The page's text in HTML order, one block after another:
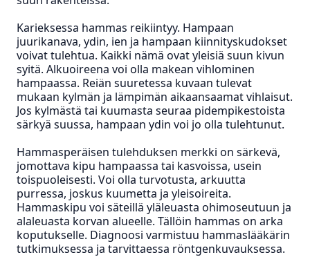
Karieksessa hammas reikiintyy. Hampaan
juurikanava, ydin, ien ja hampaan kiinnityskudokset
voivat tulehtua. Kaikki nämä ovat yleisiä suun kivun
syitä. Alkuoireena voi olla makean vihlominen
hampaassa. Reiän suuretessa kuvaan tulevat
mukaan kylmän ja lämpimän aikaansaamat vihlaisut.
Jos kylmästä tai kuumasta seuraa pidempikestoista
särkyä suussa, hampaan ydin voi jo olla tulehtunut.
Hammasperäisen tulehduksen merkki on särkevä,
jomottava kipu hampaassa tai kasvoissa, usein
toispuoleisesti. Voi olla turvotusta, arkuutta
purressa, joskus kuumetta ja yleisoireita.
Hammaskipu voi säteillä yläleuasta ohimoseutuun ja
alaleuasta korvan alueelle. Tällöin hammas on arka
koputukselle. Diagnoosi varmistuu hammaslääkärin
tutkimuksessa ja tarvittaessa röntgenkuvauksessa.